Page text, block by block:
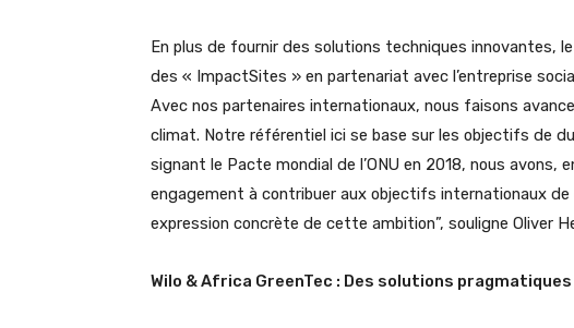
En plus de fournir des solutions techniques innovantes,
des « ImpactSites » en partenariat avec l’entreprise
Avec nos partenaires internationaux, nous faisons
climat. Notre référentiel ici se base sur les objectifs de
signant le Pacte mondial de l’ONU en 2018, nous avons,
engagement à contribuer aux objectifs internationaux
expression concrète de cette ambition”, souligne Oliver
Wilo & Africa GreenTec : Des solutions